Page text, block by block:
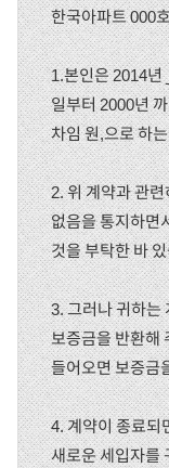
한국아파트 000
1.본인은 2014년
일부터 2000년
차임 원,으로 하
2. 위 계약과 관
없음을 통지하면
것을 부탁한 바
3. 그러나 귀하는
보증금을 반환해
들어오면 보증금
4. 계약이 종료되
새로운 세입자를